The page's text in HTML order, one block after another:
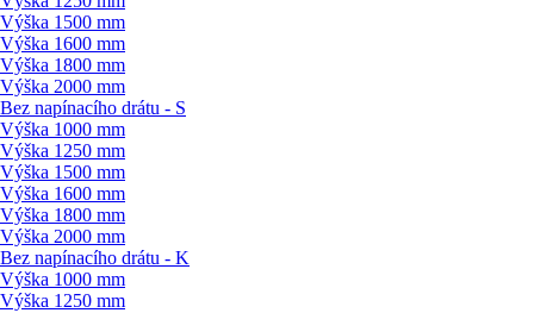
Výška 1500 mm
Výška 1600 mm
Výška 1800 mm
Výška 2000 mm
Bez napínacího drátu - S
Výška 1000 mm
Výška 1250 mm
Výška 1500 mm
Výška 1600 mm
Výška 1800 mm
Výška 2000 mm
Bez napínacího drátu - K
Výška 1000 mm
Výška 1250 mm